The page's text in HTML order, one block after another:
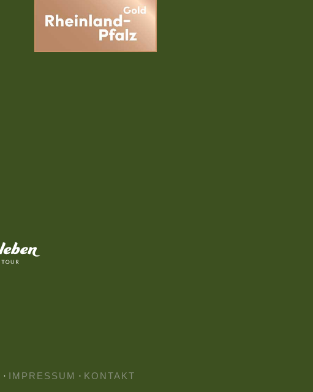
· IMPRESSUM · KONTAKT